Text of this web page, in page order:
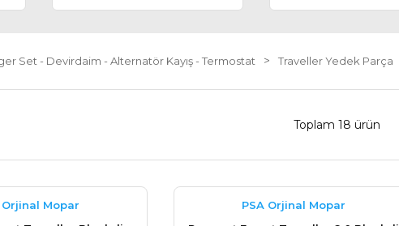
Set - Devirdaim - Alternatör Kayış - Termostat Traveller Yedek Parça
Toplam 18 ürün
Orjinal Mopar
PSA Orjinal Mopar